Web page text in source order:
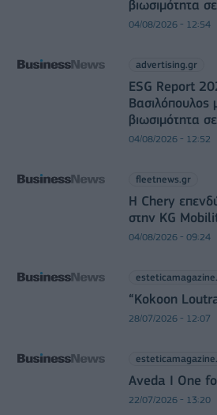
βιωσιμότητα
04/08/2026 - 12:54
advertising.gr
ESG Report
Βασιλόπουλος
βιωσιμότητα
04/08/2026 - 12:52
fleetnews.gr
Η Chery
στην KG
04/08/2026 - 09:24
“Kokoon
28/07/2026 - 12:07
Aveda I One
22/07/2026 - 13:20